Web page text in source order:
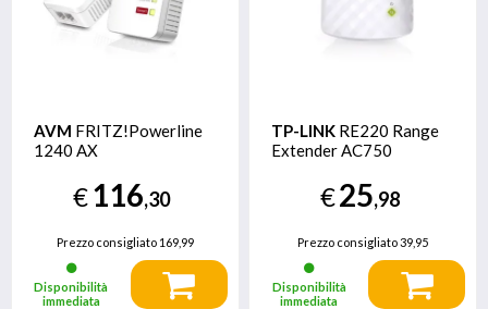
AVM FRITZ!Powerline
1240 AX
€116,30
Prezzo consigliato169,99
Disponibilità
immediata
TP-LINK RE220 Range
Extender AC750
€25,98
Prezzo consigliato39,95
Disponibilità
immediata